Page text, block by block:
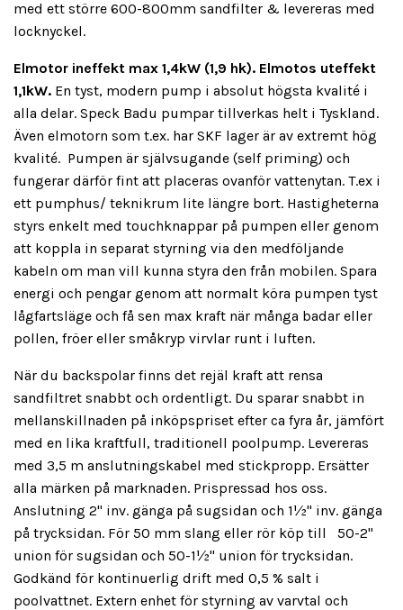
med ett större 600-800mm sandfilter & levereras med
locknyckel.
Elmotor ineffekt max 1,4kW (1,9 hk). Elmotos uteffekt
1,1kW. En tyst, modern pump i absolut högsta kvalité i
alla delar. Speck Badu pumpar tillverkas helt i Tyskland.
Även elmotorn som t.ex. har SKF lager är av extremt hög
kvalité. Pumpen är självsugande (self priming) och
fungerar därför fint att placeras ovanför vattenytan. T.ex i
ett pumphus/ teknikrum lite längre bort. Hastigheterna
styrs enkelt med touchknappar på pumpen eller genom
att koppla in separat styrning via den medföljande
kabeln om man vill kunna styra den från mobilen. Spara
energi och pengar genom att normalt köra pumpen tyst
lågfartsläge och få sen max kraft när många badar eller
pollen, fröer eller småkryp virvlar runt i luften.
När du backspolar finns det rejäl kraft att rensa
sandfiltret snabbt och ordentligt. Du sparar snabbt in
mellanskillnaden på inköpspriset efter ca fyra år, jämfört
med en lika kraftfull, traditionell poolpump. Levereras
med 3,5 m anslutningskabel med stickpropp. Ersätter
alla märken på marknaden. Prispressad hos oss.
Anslutning 2" inv. gänga på sugsidan och 1½" inv. gänga
på trycksidan. För 50 mm slang eller rör köp till 50-2"
union för sugsidan och 50-1½" union för trycksidan.
Godkänd för kontinuerlig drift med 0,5 % salt i
poolvattnet. Extern enhet för styrning av varvtal och